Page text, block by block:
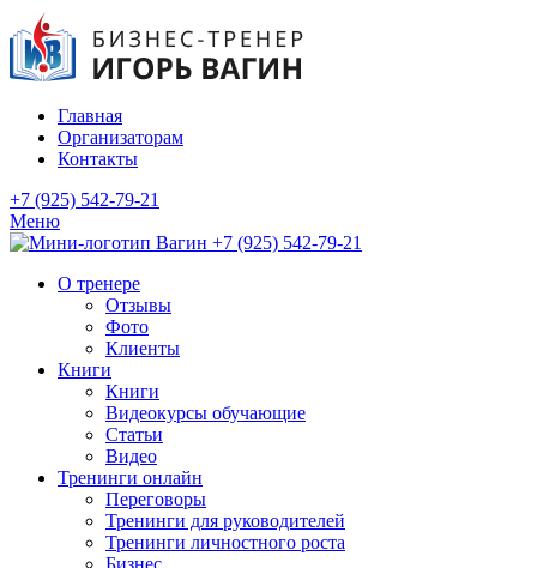
Главная
Организаторам
Контакты
+7 (925) 542-79-21
Меню
+7 (925) 542-79-21
О тренере
Отзывы
Фото
Клиенты
Книги
Книги
Видеокурсы обучающие
Статьи
Видео
Тренинги онлайн
Переговоры
Тренинги для руководителей
Тренинги личностного роста
Бизнес